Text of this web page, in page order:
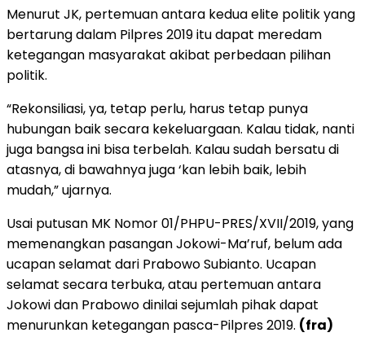
Menurut JK, pertemuan antara kedua elite politik yang
bertarung dalam Pilpres 2019 itu dapat meredam
ketegangan masyarakat akibat perbedaan pilihan
politik.
“Rekonsiliasi, ya, tetap perlu, harus tetap punya
hubungan baik secara kekeluargaan. Kalau tidak, nanti
juga bangsa ini bisa terbelah. Kalau sudah bersatu di
atasnya, di bawahnya juga ‘kan lebih baik, lebih
mudah,” ujarnya.
Usai putusan MK Nomor 01/PHPU-PRES/XVII/2019, yang
memenangkan pasangan Jokowi-Ma’ruf, belum ada
ucapan selamat dari Prabowo Subianto. Ucapan
selamat secara terbuka, atau pertemuan antara
Jokowi dan Prabowo dinilai sejumlah pihak dapat
menurunkan ketegangan pasca-Pilpres 2019. (fra)